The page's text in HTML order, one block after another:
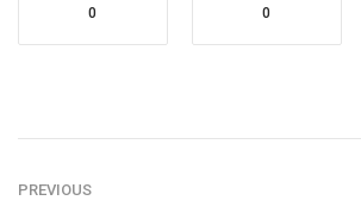
0 0
PREVIOUS